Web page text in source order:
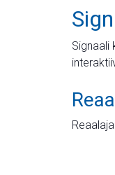
Signaali